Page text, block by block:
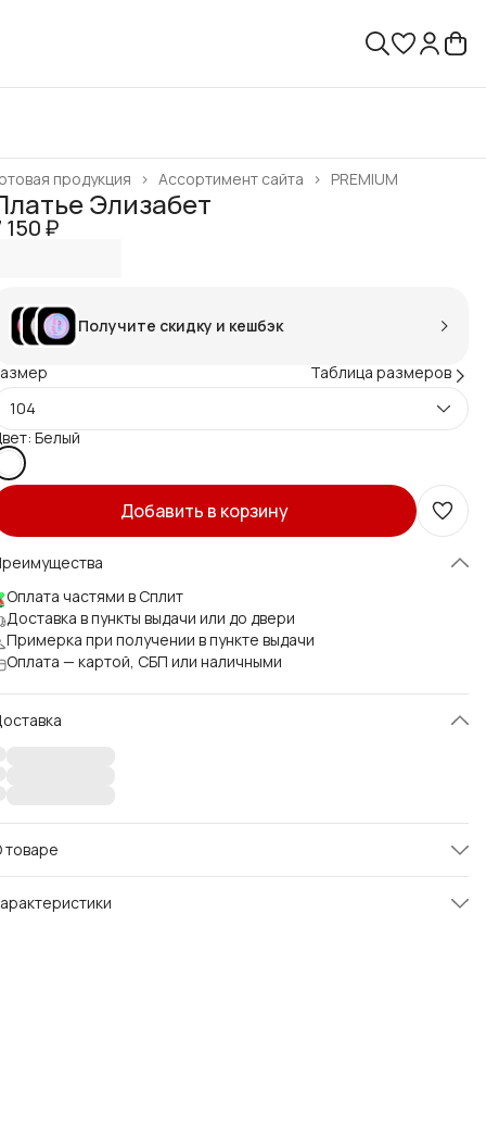
PREMIUM
Ассортимент сайта ›
продукция ›
› Элизабет
150 ₽
Получите скидку и кешбэк
Таблица размеров
104
Белый
Добавить в корзину
Оплата частями в Сплит
Доставка в пункты выдачи или до двери
Примерка при получении в пункте выдачи
Оплата — картой, СБП или наличными
товаре
платье для девочки - элегантное сочетание
бархата и перламутрового атласа. Лиф из мягкого